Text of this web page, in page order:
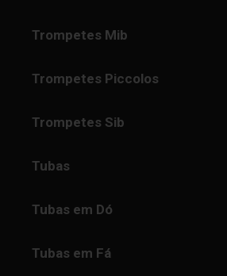
Trompetes Mib
Trompetes Piccolos
Trompetes Sib
Tubas
Tubas em Dó
Tubas em Fá